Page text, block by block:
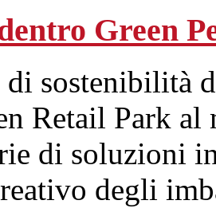
Green
sostenibilità
Retail Park
di soluzioni
degli